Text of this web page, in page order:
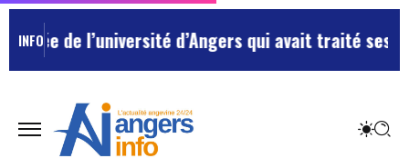
INFOde l’université d’Angers qui avait traité ses chefs